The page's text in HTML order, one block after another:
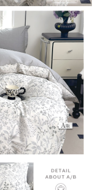
先享後付」服務完成之交
將交易相關給付款項請求債
護人之同意方可使用
之損失，本公司不負相關責
帳號之用戶狀況，依本公司即
情形，本公司將視審查結果
。若發現惡意使用之情形，
用額度並採取法律行動。